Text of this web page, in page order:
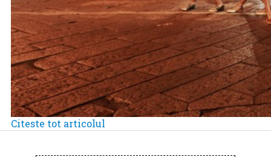
Citeste tot articolul